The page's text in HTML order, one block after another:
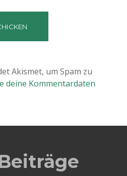
Akismet, um Spam zu
deine Kommentardaten